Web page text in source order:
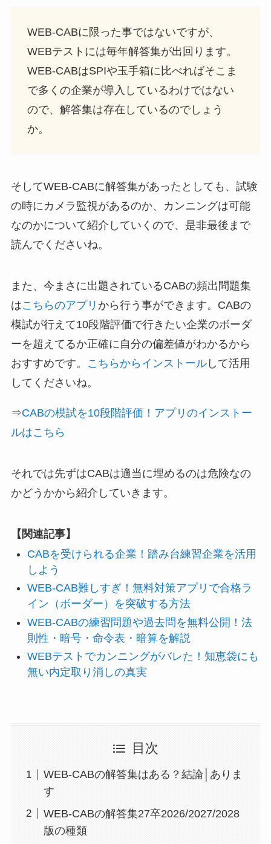
WEB-CABに限った事ではないですが、
WEBテストには毎年解答集が出回ります。
WEB-CABはSPIや玉手箱に比べればそこま
で多くの企業が導入しているわけではない
ので、解答集は存在しているのでしょう
か。
そしてWEB-CABに解答集があったとしても、試験
の時にカメラ監視があるのか、カンニングは可能
なのかについて紹介していくので、是非最後まで
読んでくださいね。
また、今まさに出題されているCABの頻出問題集
はこちらのアプリ から行う事ができます。CABの
模試が行えて10段階評価で行きたい企業のボーダ
ーを超えてるか正確に自分の偏差値がわかるから
おすすめです。
こちらからインストールして活用
してくださいね。
⇒CABの模試を10段階評価！アプリのインストー
ルはこちら
それでは先ずはCABは適当に埋めるのは危険なの
かどうかから紹介していきます。
【関連記事】
CABを受けられる企業！踏み台練習企業を活用
しよう
WEB-CAB難しすぎ！無料対策アプリで合格ラ
イン（ボーダー）を突破する方法
WEB-CABの練習問題や過去問を無料公開！法
則性・暗号・命令表・暗算を解説
WEBテストでカンニングがバレた！知恵袋にも
無い内定取り消しの真実
目次
WEB-CABの解答集はある？結論│ありま
す
WEB-CABの解答集27卒2026/2027/2028
版の種類